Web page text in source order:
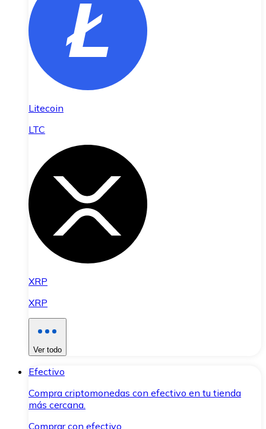
Litecoin
LTC
XRP
XRP
Ver todo
Efectivo
Compra criptomonedas con efectivo en tu tienda
más cercana.
Comprar con efectivo